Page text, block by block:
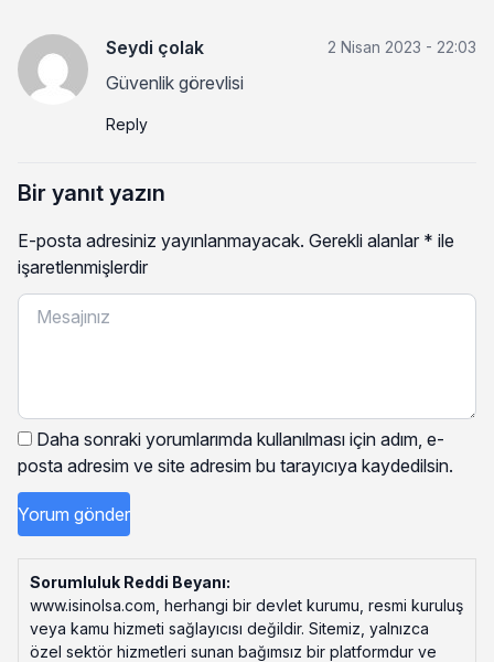
Seydi çolak 2 Nisan 2023 - 22:03
Güvenlik görevlisi
Reply
Bir yanıt yazın
E-posta adresiniz yayınlanmayacak. Gerekli alanlar * ile
işaretlenmişlerdir
Daha sonraki yorumlarımda kullanılması için adım, e-
posta adresim ve site adresim bu tarayıcıya kaydedilsin.
Sorumluluk Reddi Beyanı:
www.isinolsa.com, herhangi bir devlet kurumu, resmi kuruluş
veya kamu hizmeti sağlayıcısı değildir. Sitemiz, yalnızca
özel sektör hizmetleri sunan bağımsız bir platformdur ve